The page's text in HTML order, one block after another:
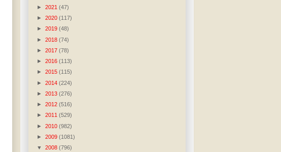
► 2021 (47)
► 2020 (117)
► 2019 (48)
► 2018 (74)
► 2017 (78)
► 2016 (113)
► 2015 (115)
► 2014 (224)
► 2013 (276)
► 2012 (516)
► 2011 (529)
► 2010 (982)
► 2009 (1081)
▼ 2008 (796)